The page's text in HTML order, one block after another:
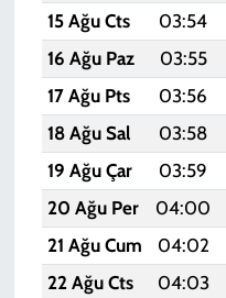
15 Ağu Cts
03:54
16 Ağu Paz
03:55
17 Ağu Pts
03:56
18 Ağu Sal
03:58
19 Ağu Çar
03:59
20 Ağu Per
04:00
21 Ağu Cum
04:02
22 Ağu Cts
04:03